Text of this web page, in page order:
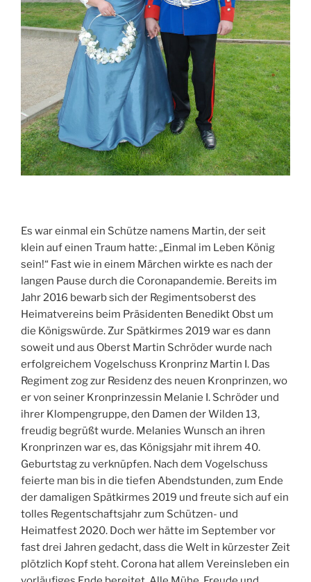
Es war einmal ein Schütze namens Martin, der seit
klein auf einen Traum hatte: „Einmal im Leben König
sein!“ Fast wie in einem Märchen wirkte es nach der
langen Pause durch die Coronapandemie. Bereits im
Jahr 2016 bewarb sich der Regimentsoberst des
Heimatvereins beim Präsidenten Benedikt Obst um
die Königswürde. Zur Spätkirmes 2019 war es dann
soweit und aus Oberst Martin Schröder wurde nach
erfolgreichem Vogelschuss Kronprinz Martin I. Das
Regiment zog zur Residenz des neuen Kronprinzen, wo
er von seiner Kronprinzessin Melanie I. Schröder und
ihrer Klompengruppe, den Damen der Wilden 13,
freudig begrüßt wurde. Melanies Wunsch an ihren
Kronprinzen war es, das Königsjahr mit ihrem 40.
Geburtstag zu verknüpfen. Nach dem Vogelschuss
feierte man bis in die tiefen Abendstunden, zum Ende
der damaligen Spätkirmes 2019 und freute sich auf ein
tolles Regentschaftsjahr zum Schützen- und
Heimatfest 2020. Doch wer hätte im September vor
fast drei Jahren gedacht, dass die Welt in kürzester Zeit
plötzlich Kopf steht. Corona hat allem Vereinsleben ein